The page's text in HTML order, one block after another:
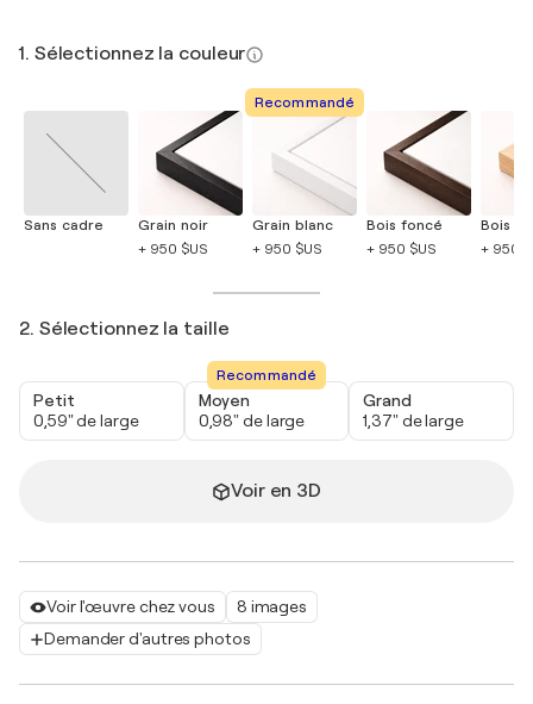
Voir l'œuvre chez vous
8 images
Demander d'autres photos
1. Sélectionnez la couleur
Sans cadre
Grain noir
+ 950 $US
Recommandé
Grain blanc
+ 950 $US
Bois foncé
+ 950 $US
Bois
+ 950
2. Sélectionnez la taille
Petit
0,59" de large
Recommandé
Moyen
0,98" de large
Grand
1,37" de large
Voir en 3D